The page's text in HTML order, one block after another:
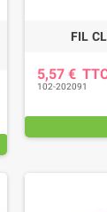
FIL
5,57 €
102-202091